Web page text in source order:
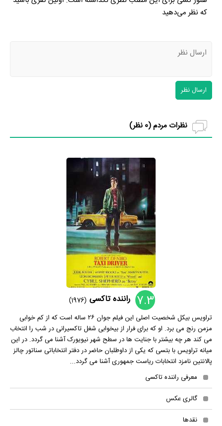
که نظر می‌دهید
ارسال نظر
نظرات مردم (0 نظر)
7.3 راننده تاکسی (1976)
تراویس بیکل شخصیت اصلی این فیلم جوان ۲۶ ساله است که از کم خوابی
مزمن رنج می برد. او که برای فرار از بیخوابی شغل تاکسیرانی در شب را انتخاب
می کند هر چه بیشتر با جنایت ها در سطح شهر نیویورک آشنا می گردد. در این
میانه تراویس با بتسی که یکی از داوطلبان حاضر در دفتر انتخاباتی سناتور چالز
پالانتین نامزد انتخابات ریاست جمهوری آشنا می گردد...
معرفی راننده تاکسی
گالری عکس
نقدها